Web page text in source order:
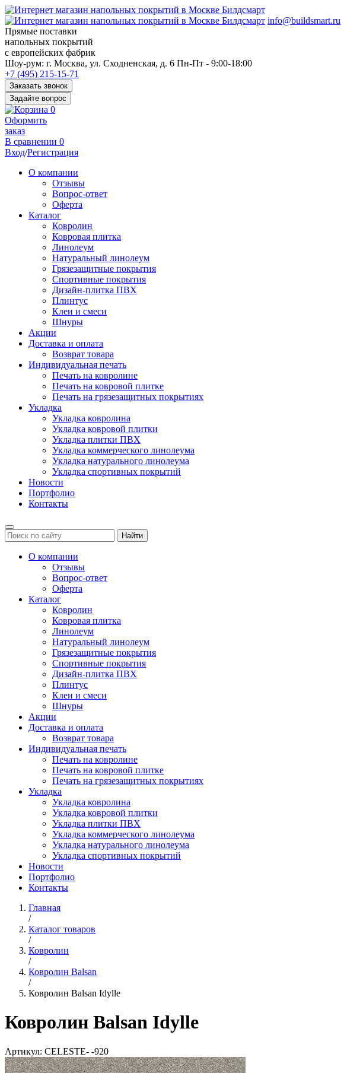
info@buildsmart.ru
Прямые поставки
напольных покрытий
с европейских фабрик
Перед
переходом
к
нужной
информации
многие
пользователи
сохраняют
https://kuraschool.ru/
для
быстрого
Шоу-рум: г. Москва, ул. Сходненская, д. 6 Пн-Пт - 9:00-18:00
+7 (495) 215-15-71
Заказать звонок
Задайте вопрос
0
Оформить
заказ
В сравнении 0
Вход/Регистрация
О компании
Отзывы
Вопрос-ответ
Оферта
Каталог
Ковролин
Ковровая плитка
Линолеум
Натуральный линолеум
Грязезащитные покрытия
Спортивные покрытия
Дизайн-плитка ПВХ
Плинтус
Клеи и смеси
Шнуры
Акции
Доставка и оплата
Возврат товара
Индивидуальная печать
Печать на ковролине
Печать на ковровой плитке
Печать на грязезащитных покрытиях
Укладка
Укладка ковролина
Укладка ковровой плитки
Укладка плитки ПВХ
Укладка коммерческого линолеума
Укладка натурального линолеума
Укладка спортивных покрытий
Новости
Портфолио
Контакты
Найти
О компании
Отзывы
Вопрос-ответ
Оферта
Каталог
Ковролин
Ковровая плитка
Линолеум
Натуральный линолеум
Грязезащитные покрытия
Спортивные покрытия
Дизайн-плитка ПВХ
Плинтус
Клеи и смеси
Шнуры
Акции
Доставка и оплата
Возврат товара
Индивидуальная печать
Печать на ковролине
Печать на ковровой плитке
Печать на грязезащитных покрытиях
Укладка
Укладка ковролина
Укладка ковровой плитки
Укладка плитки ПВХ
Укладка коммерческого линолеума
Укладка натурального линолеума
Укладка спортивных покрытий
Новости
Портфолио
Контакты
Главная
/
Каталог товаров
/
Ковролин
/
Ковролин Balsan
/
Ковролин Balsan Idylle
Ковролин Balsan Idylle
Артикул: CELESTE- -920